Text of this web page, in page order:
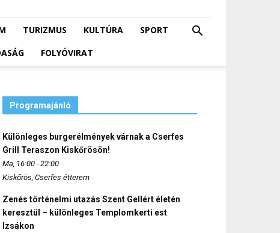
TURIZMUS KULTÚRA
SPORT
FOLYÓVIRAT
Programajánló
Különleges burgerélmények várnak a Cserfes
Grill Teraszon Kiskőrösön!
Ma, 16:00 - 22:00
Kiskőrös, Cserfes étterem
Zenés történelmi utazás Szent Gellért életén
keresztül – különleges Templomkerti est
Izsákon